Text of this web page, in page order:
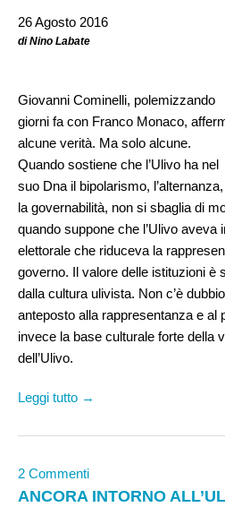
26 Agosto 2016
di Nino Labate
Giovanni Cominelli, polemizzando
giorni fa con Franco Monaco,
alcune verità. Ma solo alcune.
Quando sostiene che l’Ulivo ha nel
suo Dna il bipolarismo,
la governabilità, non si sbaglia di
quando suppone che l’Ulivo aveva
elettorale che riduceva la
governo. Il valore delle istituzioni è
dalla cultura ulivista. Non c’è
anteposto alla rappresentanza e al
invece la base culturale forte della
dell’Ulivo.
Leggi tutto →
2 Commenti
ANCORA INTORNO